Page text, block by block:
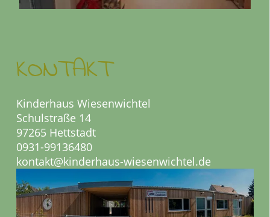
KONTAKT
Kinderhaus Wiesenwichtel
Schulstraße 14
97265 Hettstadt
0931-99136480
kontakt@kinderhaus-wiesenwichtel.de